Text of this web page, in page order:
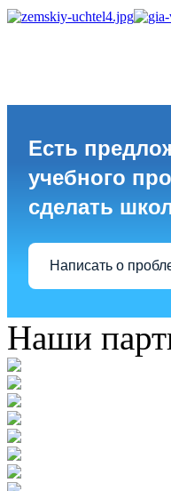
Есть
учебного
сделать
Написать о
Наши